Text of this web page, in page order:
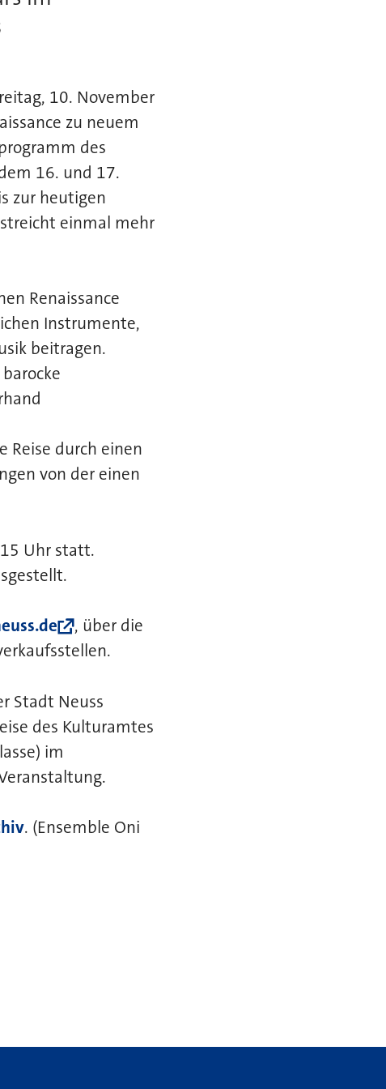
10. November
zu neuem
des
16. und 17.
zur heutigen
einmal mehr
Renaissance
Instrumente,
beitragen.
Reise durch einen
von der einen
Uhr statt.
, über die
Stadt Neuss
des Kulturamtes
im
. (Ensemble Oni